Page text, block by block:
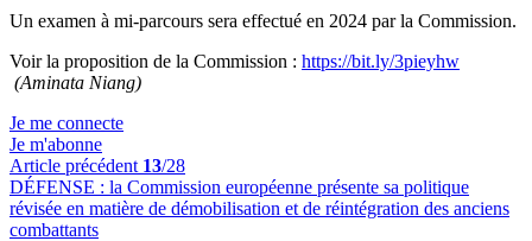
Un examen à mi-parcours sera effectué en 2024 par la Commission.
Voir la proposition de la Commission : https://bit.ly/3pieyhw
(Aminata Niang)
Je me connecte
Je m'abonne
Article précédent 13/28
DÉFENSE : la Commission européenne présente sa politique
révisée en matière de démobilisation et de réintégration des anciens
combattants